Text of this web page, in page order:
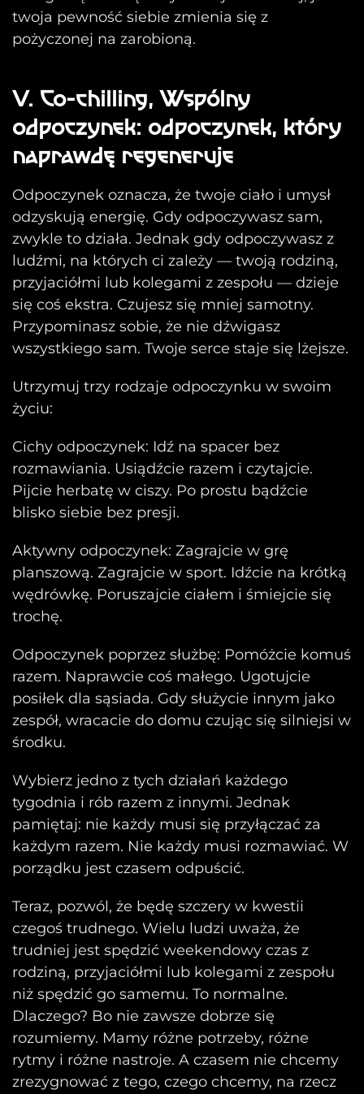
twoja pewność siebie zmienia się z
pożyczonej na zarobioną.
V. Co-chilling, Wspólny
odpoczynek: odpoczynek, który
naprawdę regeneruje
Odpoczynek oznacza, że twoje ciało i umysł
odzyskują energię. Gdy odpoczywasz sam,
zwykle to działa. Jednak gdy odpoczywasz z
ludźmi, na których ci zależy — twoją rodziną,
przyjaciółmi lub kolegami z zespołu — dzieje
się coś ekstra. Czujesz się mniej samotny.
Przypominasz sobie, że nie dźwigasz
wszystkiego sam. Twoje serce staje się lżejsze.
Utrzymuj trzy rodzaje odpoczynku w swoim
życiu:
Cichy odpoczynek: Idź na spacer bez
rozmawiania. Usiądźcie razem i czytajcie.
Pijcie herbatę w ciszy. Po prostu bądźcie
blisko siebie bez presji.
Aktywny odpoczynek: Zagrajcie w grę
planszową. Zagrajcie w sport. Idźcie na krótką
wędrówkę. Poruszajcie ciałem i śmiejcie się
trochę.
Odpoczynek poprzez służbę: Pomóżcie komuś
razem. Naprawcie coś małego. Ugotujcie
posiłek dla sąsiada. Gdy służycie innym jako
zespół, wracacie do domu czując się silniejsi w
środku.
Wybierz jedno z tych działań każdego
tygodnia i rób razem z innymi. Jednak
pamiętaj: nie każdy musi się przyłączać za
każdym razem. Nie każdy musi rozmawiać. W
porządku jest czasem odpuścić.
Teraz, pozwól, że będę szczery w kwestii
czegoś trudnego. Wielu ludzi uważa, że
trudniej jest spędzić weekendowy czas z
rodziną, przyjaciółmi lub kolegami z zespołu
niż spędzić go samemu. To normalne.
Dlaczego? Bo nie zawsze dobrze się
rozumiemy. Mamy różne potrzeby, różne
rytmy i różne nastroje. A czasem nie chcemy
zrezygnować z tego, czego chcemy, na rzecz